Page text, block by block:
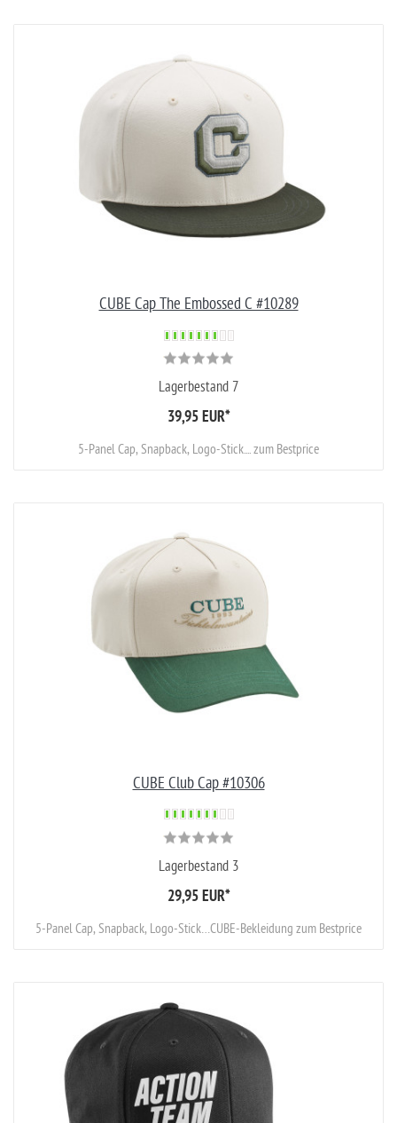
CUBE Cap The Embossed C #10289
Lagerbestand 7
39,95 EUR*
5-Panel Cap, Snapback, Logo-Stick.... zum Bestprice
CUBE Club Cap #10306
Lagerbestand 3
29,95 EUR*
5-Panel Cap, Snapback, Logo-Stick…CUBE-Bekleidung zum Bestprice